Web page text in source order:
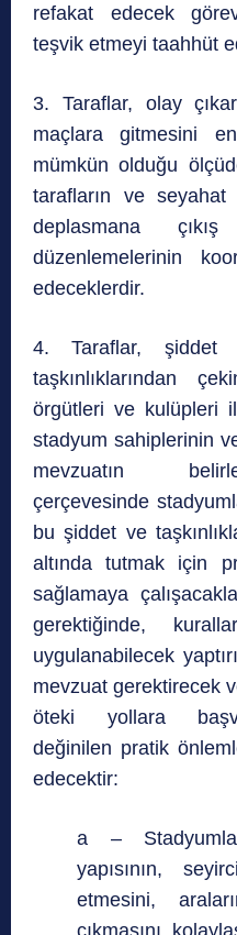
refakat edecek
teşvik etmeyi taahhüt
3. Taraflar, olay
maçlara gitmesini
mümkün olduğu
tarafların ve seyahat
deplasmana
düzenlemelerinin
edeceklerdir.
4. Taraflar, şiddet
taşkınlıklarından
örgütleri ve kulüpleri
stadyum sahiplerinin
mevzuatın
çerçevesinde
bu şiddet ve
altında tutmak için
sağlamaya
gerektiğinde,
uygulanabilecek
mevzuat gerektirecek
öteki yollara
değinilen pratik
edecektir:
a –
yapısının,
etmesini,
çıkmasını